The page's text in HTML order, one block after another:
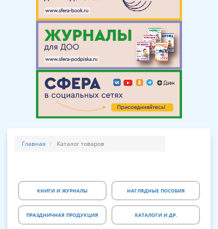
Главная Каталог товаров
КНИГИ И ЖУРНАЛЫ НАГЛЯДНЫЕ ПОСОБИЯ
ПРАЗДНИЧНАЯ ПРОДУКЦИЯ КАТАЛОГИ И ДР.